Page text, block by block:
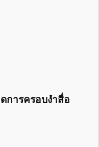
การครอบงำสื่อ